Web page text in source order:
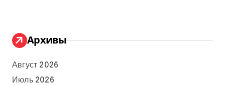
Архивы
Август 2026
Июль 2026